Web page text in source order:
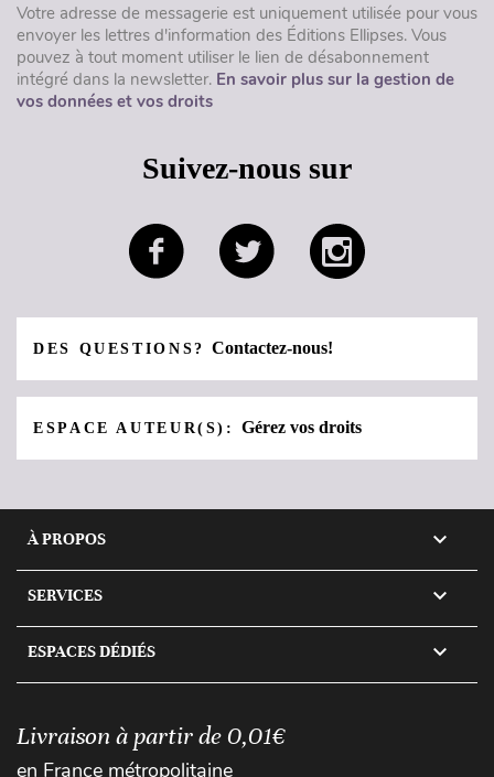
Votre adresse de messagerie est uniquement utilisée pour vous
envoyer les lettres d'information des Éditions Ellipses. Vous
pouvez à tout moment utiliser le lien de désabonnement
intégré dans la newsletter. En savoir plus sur la gestion de
vos données et vos droits
Suivez-nous sur
DES QUESTIONS?Contactez-nous!
ESPACE AUTEUR(S):Gérez vos droits
À PROPOS 
SERVICES 
ESPACES DÉDIÉS 
Livraison à partir de 0,01€
en France métropolitaine